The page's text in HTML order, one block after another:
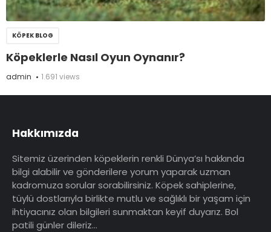
KÖPEK BLOG
Köpeklerle Nasıl Oyun Oynanır?
admin 1.691 views
Hakkımızda
Sitemiz üzerinden köpeklerin renkli Dünya’sı hakkında
bilgi alabilir ve gönderilere yorum yaparak uzman
kadromuza sorular sorabilirsiniz. Köpek sahiplerine,
tüylü dostlarıyla birlikte mutlu ve sağlıklı bir yaşam için
ihtiyacınız olan bilgileri sunmaktan keyif duyarız. Bol
patili günler dileriz…